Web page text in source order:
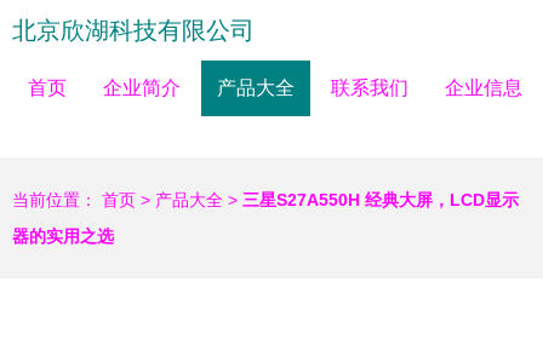
北京欣湖科技有限公司
首页 企业简介 产品大全 联系我们 企业信息
当前位置： 首页 > 产品大全 > 三星S27A550H 经典大屏，LCD显示
器的实用之选